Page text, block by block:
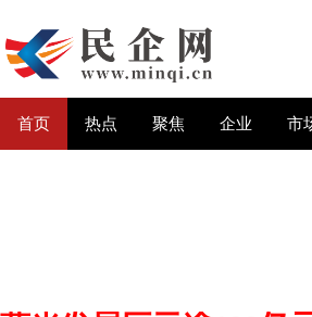
首页 热点 聚焦 企业 市